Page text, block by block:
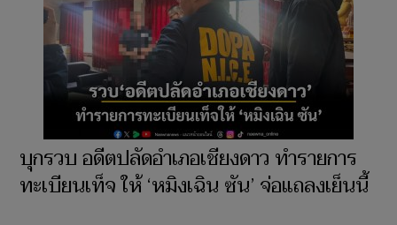
บุกรวบ อดีตปลัดอำเภอเชียงดาว ทำรายการ
ทะเบียนเท็จ ให้ ‘หมิงเฉิน ซัน’ จ่อแถลงเย็นนี้